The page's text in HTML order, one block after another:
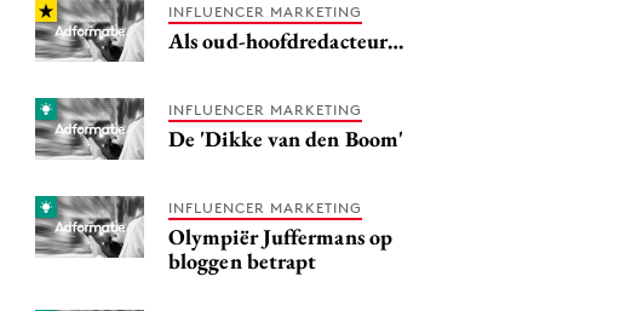
INFLUENCER MARKETING
Als oud-hoofdredacteur…
INFLUENCER MARKETING
De 'Dikke van den Boom'
INFLUENCER MARKETING
Olympiër Juffermans op
bloggen betrapt